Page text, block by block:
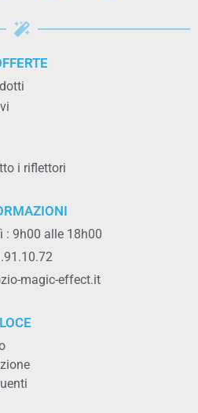
i riflettori
: 9h00 alle 18h00
magic-effect.it